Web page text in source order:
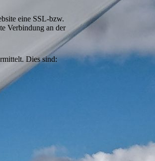
eine SSL-bzw.
Verbindung an der
Dies sind: